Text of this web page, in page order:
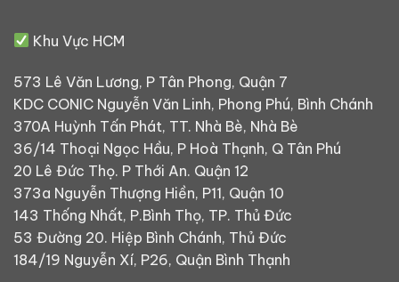
Khu Vực HCM
573 Lê Văn Lương, P Tân Phong, Quận 7
KDC CONIC Nguyễn Văn Linh, Phong Phú, Bình Chánh
370A Huỳnh Tấn Phát, TT. Nhà Bè, Nhà Bè
36/14 Thoại Ngọc Hầu, P Hoà Thạnh, Q Tân Phú
20 Lê Đức Thọ. P Thới An. Quận 12
373a Nguyễn Thượng Hiền, P11, Quận 10
143 Thống Nhất, P.Bình Thọ, TP. Thủ Đức
53 Đường 20. Hiệp Bình Chánh, Thủ Đức
184/19 Nguyễn Xí, P26, Quận Bình Thạnh